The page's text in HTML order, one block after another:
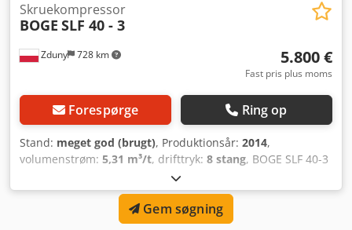
Zduny 728 km
Skruekompressor
BOGE SLF 40 - 3
5.800 €
Fast pris plus moms
Forespørge Ring op
Stand: meget god (brugt), Produktionsår: 2014,
volumenstrøm: 5,31 m³/t, drifttryk: 8 stang, BOGE SLF 40-3
skruekompressor Variabel hastighed (frekvensomformer)
Motor: 30 kW Kapacitet: 5,31 m3/min Tryk: 8 bar Årgang:
2014 Drifttimer: 13.273 Cjdpfx Aswrikijmbjha
KOMPRESSOREN ER FULDT FUNKTIONEL.
Gem søgning